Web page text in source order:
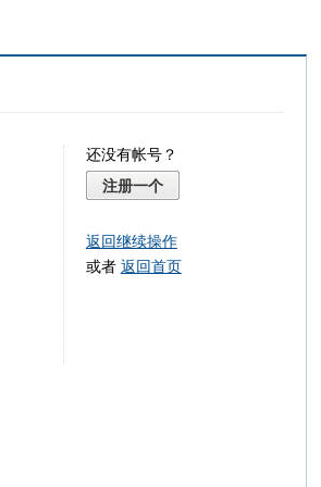
还没有帐号？
注册一个
返回继续操作
或者 返回首页